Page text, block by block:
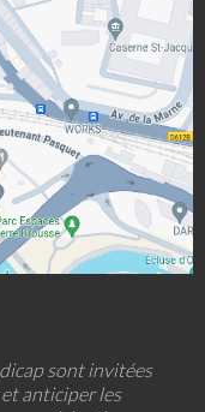
sont invitées
anticiper les